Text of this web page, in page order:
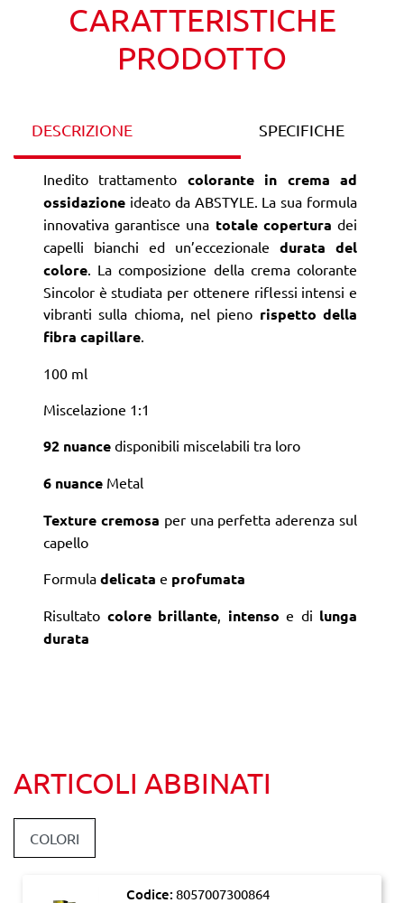
CARATTERISTICHE
PRODOTTO
DESCRIZIONE SPECIFICHE
Inedito trattamento colorante in crema ad
ossidazione ideato da ABSTYLE. La sua formula
innovativa garantisce una totale coperturadei
capelli bianchi ed un’eccezionale durata del
colore. La composizione della crema colorante
Sincolor è studiata per ottenere riflessi intensi e
vibranti sulla chioma, nel pieno rispetto della
fibra capillare.
100 ml
Miscelazione 1:1
92 nuance disponibili miscelabili tra loro
6 nuance Metal
Texture cremosa per una perfetta aderenza sul
capello
Formula delicata e profumata
Risultato colore brillante, intenso e di lunga
durata
ARTICOLI ABBINATI
COLORI
Codice: 8057007300864